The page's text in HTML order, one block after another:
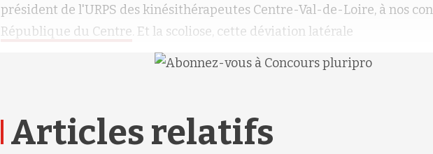
président de l'URPS des kinésithérapeutes Centre-Val-de-Loire, à nos
République du Centre . Et la scoliose, cette déviation latérale
Articles relatifs